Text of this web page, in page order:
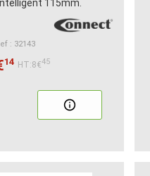
115mm.
: 32143
14 HT:8€45